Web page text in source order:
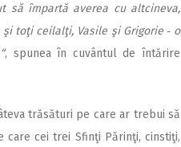
împartă averea cu altcineva,
toţi ceilalţi, Vasile şi Grigorie ‑ o
, spunea în cuvântul de întărire
trăsături pe care ar trebui să
care cei trei Sfinţi Părinţi, cinstiţi,